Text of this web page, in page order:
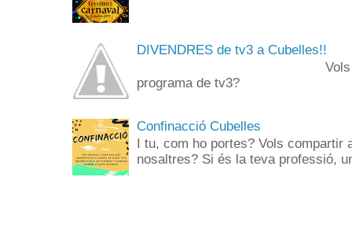
DIVENDRES de tv3 a Cubelles!!
Vols anar de
programa de tv3?
Confinacció Cubelles
I tu, com ho portes? Vols compartir
nosaltres? Si és la teva professió,